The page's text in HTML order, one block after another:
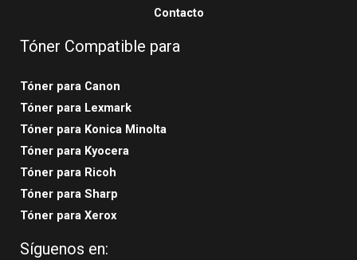
Contacto
Tóner Compatible para
Tóner para Canon
Tóner para Lexmark
Tóner para Konica Minolta
Tóner para Kyocera
Tóner para Ricoh
Tóner para Sharp
Tóner para Xerox
Síguenos en: